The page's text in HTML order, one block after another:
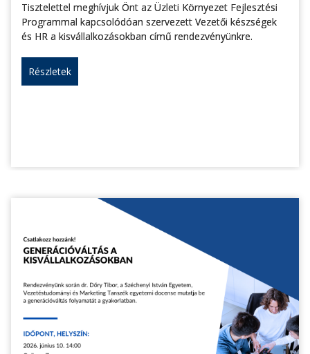
Tisztelettel meghívjuk Önt az Üzleti Környezet Fejlesztési
Programmal kapcsolódóan szervezett Vezetői készségek
és HR a kisvállalkozásokban című rendezvényünkre.
Részletek